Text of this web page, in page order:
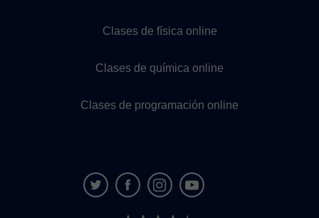
Clases de física online
Clases de química online
Clases de programación online